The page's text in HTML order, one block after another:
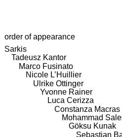
order of appearance
Sarkis
Tadeusz Kantor
Marco Fusinato
Nicole L’Huillier
Ulrike Ottinger
Yvonne Rainer
Luca Cerizza
Constanza Macras
Mohammad
Göksu Kunak
Sebastian